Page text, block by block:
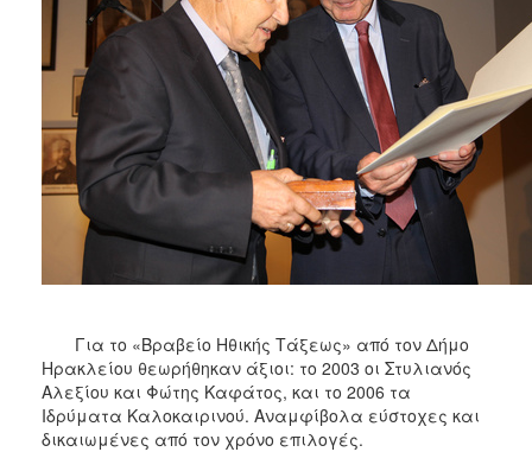
Απολογισμός
Έργου
ΤΟΠΟΣ
ΠΟΛΙΤΙΣΜΟΣ
Για το «Βραβείο Ηθικής Τάξεως» από τον Δήμο
Ηρακλείου θεωρήθηκαν άξιοι: το 2003 οι Στυλιανός
Αλεξίου και Φώτης Καφάτος, και το 2006 τα
Ιδρύματα Καλοκαιρινού. Αναμφίβολα εύστοχες και
δικαιωμένες από τον χρόνο επιλογές.